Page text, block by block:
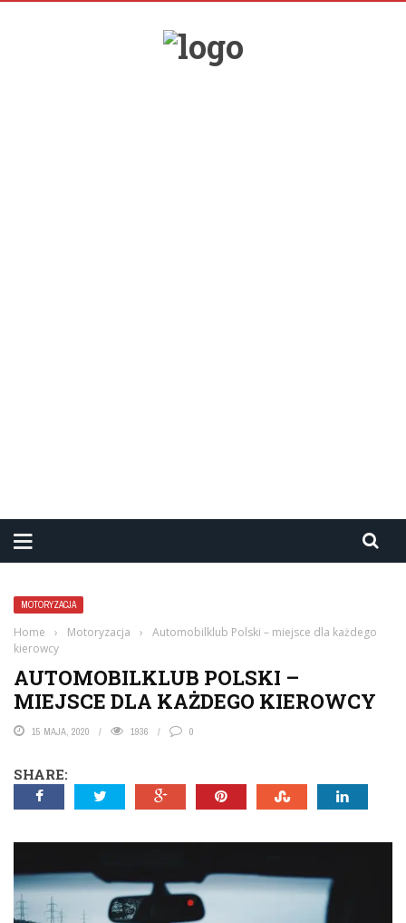
MOTORYZACJA
Home › Motoryzacja ›
Automobilklub Polski – miejsce dla każdego
kierowcy
AUTOMOBILKLUB POLSKI –
MIEJSCE DLA KAŻDEGO KIEROWCY
15 MAJA, 2020 1936 0
SHARE: